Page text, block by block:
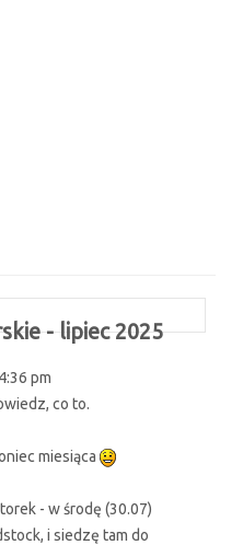
- lipiec 2025
pm
co to.
miesiąca
- w środę (30.07)
i siedzę tam do